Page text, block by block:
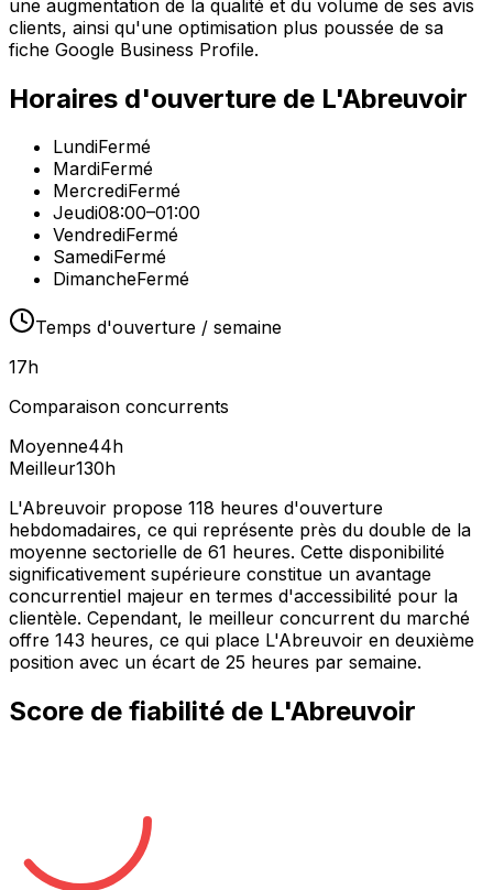
une augmentation de la qualité et du volume de ses avis
clients, ainsi qu'une optimisation plus poussée de sa
fiche Google Business Profile.
Horaires d'ouverture de L'Abreuvoir
LundiFermé
MardiFermé
MercrediFermé
Jeudi08:00–01:00
VendrediFermé
SamediFermé
DimancheFermé
Temps d'ouverture / semaine
17h
Comparaison concurrents
Moyenne44h
Meilleur130h
L'Abreuvoir propose 118 heures d'ouverture
hebdomadaires, ce qui représente près du double de la
moyenne sectorielle de 61 heures. Cette disponibilité
significativement supérieure constitue un avantage
concurrentiel majeur en termes d'accessibilité pour la
clientèle. Cependant, le meilleur concurrent du marché
offre 143 heures, ce qui place L'Abreuvoir en deuxième
position avec un écart de 25 heures par semaine.
Score de fiabilité de L'Abreuvoir